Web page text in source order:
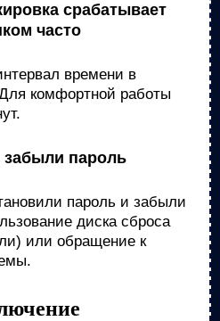
срабатывает
часто
времени в
комфортной работы
пароль
пароль и забыли
диска сброса
или обращение к